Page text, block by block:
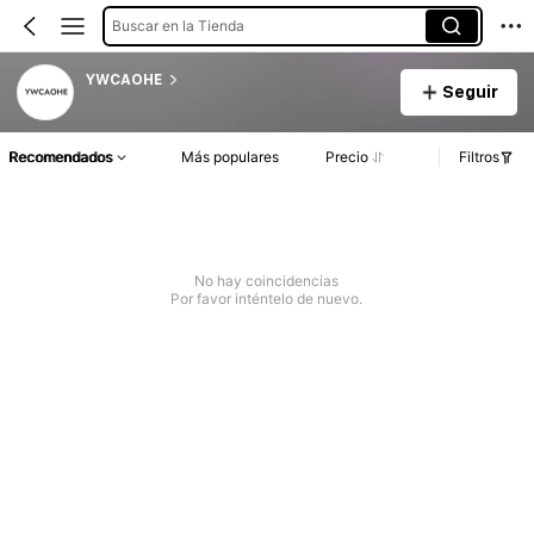
Buscar en la Tienda
YWCAOHE
Seguir
Recomendados Más populares Precio Filtros
No hay coincidencias
Por favor inténtelo de nuevo.